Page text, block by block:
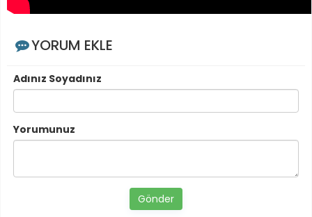
YORUM EKLE
Adınız Soyadınız
Yorumunuz
Gönder